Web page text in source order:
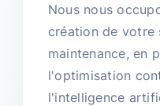
Nous nous
création de votre
maintenance, en
l'optimisation
l'intelligence